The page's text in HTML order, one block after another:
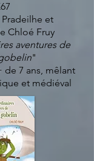
et
Chloé Fruy
aventures de
"
7 ans, mêlant
et médiéval